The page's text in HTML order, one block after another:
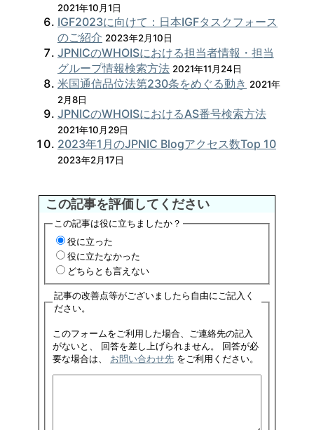
2021年10月1日
IGF2023に向けて：日本IGFタスクフォース
のご紹介 2023年2月10日
JPNICのWHOISにおける担当者情報・担当
グループ情報検索方法 2021年11月24日
米国通信品位法第230条をめぐる動き 2021年
2月8日
JPNICのWHOISにおけるAS番号検索方法
2021年10月29日
2023年1月のJPNIC Blogアクセス数Top 10
2023年2月17日
この記事を評価してください
この記事は役に立ちましたか？
役に立った
役に立たなかった
どちらとも言えない
記事の改善点等がございましたら自由にご記入く
ださい。
このフォームをご利用した場合、ご連絡先の記入
がないと、 回答を差し上げられません。 回答が必
要な場合は、 お問い合わせ先 をご利用ください。